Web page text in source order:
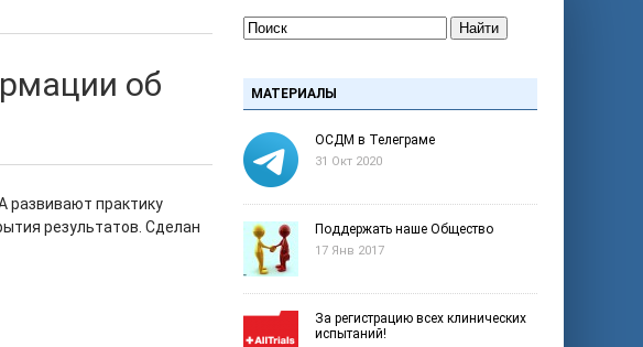
об
развивают практику
результатов. Сделан
Найти
МАТЕРИАЛЫ
ОСДМ в Телеграме
31 Окт 2020
Поддержать наше Общество
17 Янв 2017
За регистрацию всех клинических
испытаний!